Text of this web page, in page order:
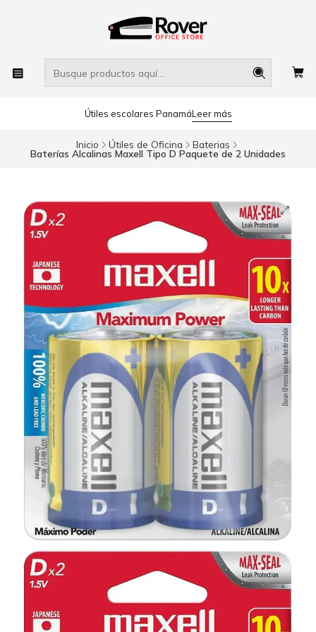
Útiles escolares PanamáLeer más
Inicio Útiles de Oficina Baterias
Baterías Alcalinas Maxell Tipo D Paquete de 2 Unidades